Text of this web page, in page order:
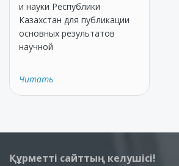
и науки Республики
Казахстан для публикации
основных результатов
научной
Читать
Құрметті сайттың келушісі!